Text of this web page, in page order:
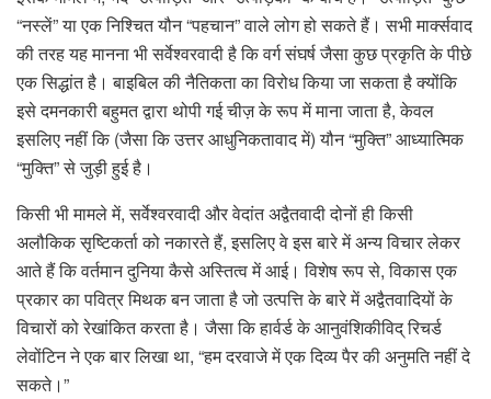
“नस्लें” या एक निश्चित यौन “पहचान” वाले लोग हो सकते हैं। सभी मार्क्सवाद
की तरह यह मानना ​​भी सर्वेश्वरवादी है कि वर्ग संघर्ष जैसा कुछ प्रकृति के पीछे
एक सिद्धांत है। बाइबिल की नैतिकता का विरोध किया जा सकता है क्योंकि
इसे दमनकारी बहुमत द्वारा थोपी गई चीज़ के रूप में माना जाता है, केवल
इसलिए नहीं कि (जैसा कि उत्तर आधुनिकतावाद में) यौन “मुक्ति” आध्यात्मिक
“मुक्ति” से जुड़ी हुई है।
किसी भी मामले में, सर्वेश्वरवादी और वेदांत अद्वैतवादी दोनों ही किसी
अलौकिक सृष्टिकर्ता को नकारते हैं, इसलिए वे इस बारे में अन्य विचार लेकर
आते हैं कि वर्तमान दुनिया कैसे अस्तित्व में आई। विशेष रूप से, विकास एक
प्रकार का पवित्र मिथक बन जाता है जो उत्पत्ति के बारे में अद्वैतवादियों के
विचारों को रेखांकित करता है। जैसा कि हार्वर्ड के आनुवंशिकीविद् रिचर्ड
लेवोंटिन ने एक बार लिखा था, “हम दरवाजे में एक दिव्य पैर की अनुमति नहीं दे
सकते।”